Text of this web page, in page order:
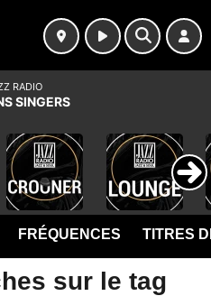
FRÉQUENCES TITRES
sur le tag
RADIO
SINGERS